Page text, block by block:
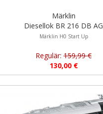
Märklin
Diesellok BR 216 DB AG
Märklin H0 Start Up
Regulär: 159,99 €
130,00 €